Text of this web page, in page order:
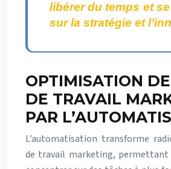
libérer du temps et
sur la stratégie et
OPTIMISATION
DE TRAVAIL
PAR
L’automatisation transforme
de travail marketing, permettant